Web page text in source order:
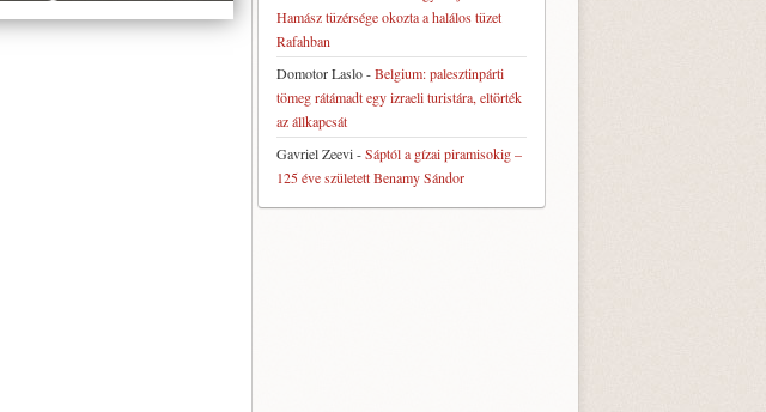
Hamász tüzérsége okozta a halálos tüzet
Rafahban
Domotor Laslo-Belgium: palesztinpárti
tömeg rátámadt egy izraeli turistára, eltörték
az állkapcsát
Gavriel Zeevi-Sáptól a gízai piramisokig –
125 éve született Benamy Sándor